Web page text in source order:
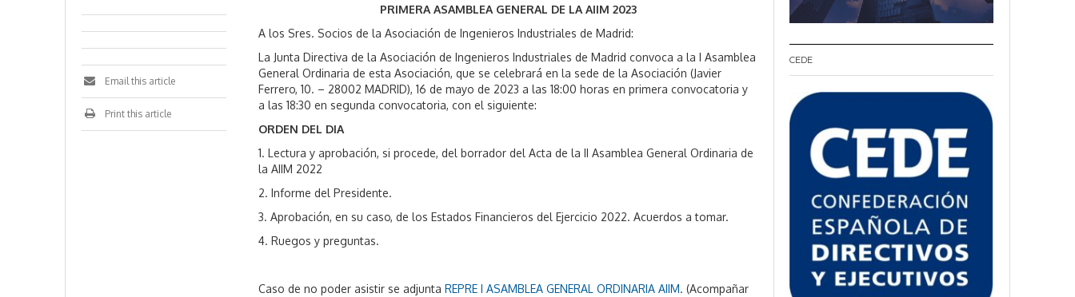
PRIMERA ASAMBLEA GENERAL DE LA AIIM 2023
A los Sres. Socios de la Asociación de Ingenieros Industriales de Madrid:
La Junta Directiva de la Asociación de Ingenieros Industriales de Madrid convoca a la I Asamblea
General Ordinaria de esta Asociación, que se celebrará en la sede de la Asociación (Javier
Ferrero, 10. – 28002 MADRID), 16 de mayo de 2023 a las 18:00 horas en primera convocatoria y
a las 18:30 en segunda convocatoria, con el siguiente:
ORDEN DEL DIA
1. Lectura y aprobación, si procede, del borrador del Acta de la II Asamblea General Ordinaria de
la AIIM 2022
2. Informe del Presidente.
3. Aprobación, en su caso, de los Estados Financieros del Ejercicio 2022. Acuerdos a tomar.
4. Ruegos y preguntas.
Caso de no poder asistir se adjuntaREPRE I ASAMBLEA GENERAL ORDINARIA AIIM. (Acompañar
Email this article
Print this article
CEDE